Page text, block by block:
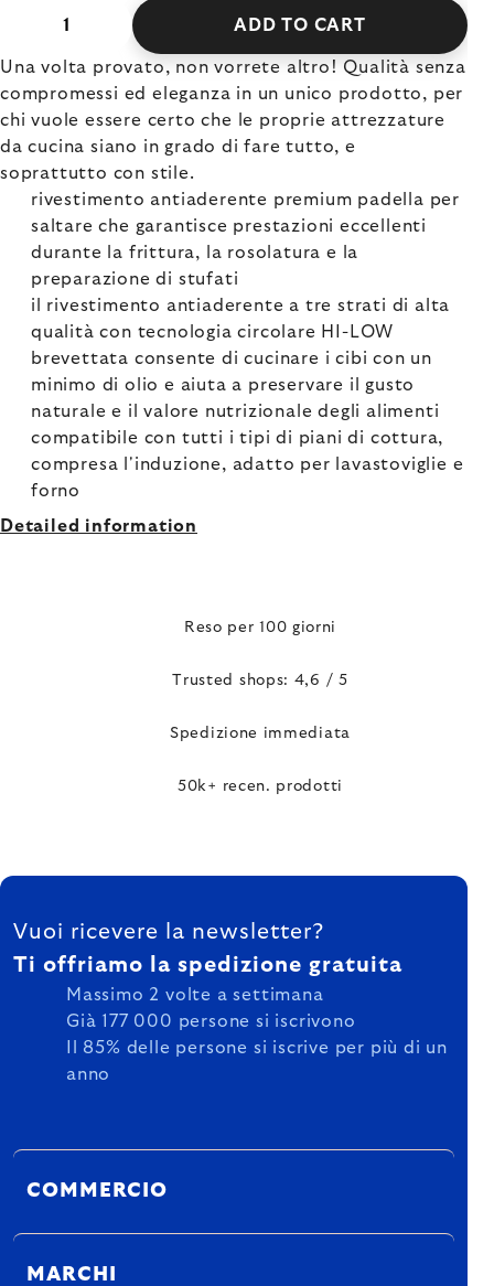
ADD TO CART
Una volta provato, non vorrete altro! Qualità senza
compromessi ed eleganza in un unico prodotto, per
chi vuole essere certo che le proprie attrezzature
da cucina siano in grado di fare tutto, e
soprattutto con stile.
rivestimento antiaderente premium padella per
saltare che garantisce prestazioni eccellenti
durante la frittura, la rosolatura e la
preparazione di stufati
il rivestimento antiaderente a tre strati di alta
qualità con tecnologia circolare HI-LOW
brevettata consente di cucinare i cibi con un
minimo di olio e aiuta a preservare il gusto
naturale e il valore nutrizionale degli alimenti
compatibile con tutti i tipi di piani di cottura,
compresa l'induzione, adatto per lavastoviglie e
forno
Detailed information
Reso per 100 giorni
Trusted shops: 4,6 / 5
Spedizione immediata
50k+ recen. prodotti
FOOTER
Vuoi ricevere la newsletter?
Ti offriamo la spedizione gratuita
Massimo 2 volte a settimana
Già 177 000 persone si iscrivono
Il 85% delle persone si iscrive per più di un
anno
COMMERCIO
MARCHI